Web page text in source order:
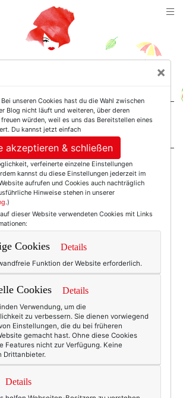
Not Girls.
mit dem
Rath
×
unseren Cookies hast du die Wahl zwischen
Blog nicht läuft und weiteren, über deren
würden, weil es uns das Bereitstellen eines
Du kannst jetzt einfach
akzeptieren & schließen
verfeinerte einzelne Einstellungen
kannst du diese Einstellungen jederzeit im
aufrufen und Cookies auch nachträglich
Hinweise stehen in unserer
.)
dieser Website verwendeten Cookies mit Links
Cookies Details
Funktion der Website erforderlich.
Cookies Details
Verwendung, um die
zu verbessern. Sie dienen vorwiegend
Einstellungen, die du bei früheren
gemacht hast. Ohne diese Cookies
Features nicht zur Verfügung. Keine
Drittanbieter.
Details